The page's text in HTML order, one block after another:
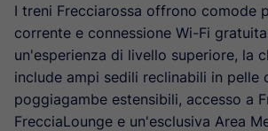
I treni Frecciarossa offrono comode
corrente e connessione Wi-Fi
un'esperienza di livello superiore, la
include ampi sedili reclinabili in pelle
poggiagambe estensibili, accesso a
FrecciaLounge e un'esclusiva Area